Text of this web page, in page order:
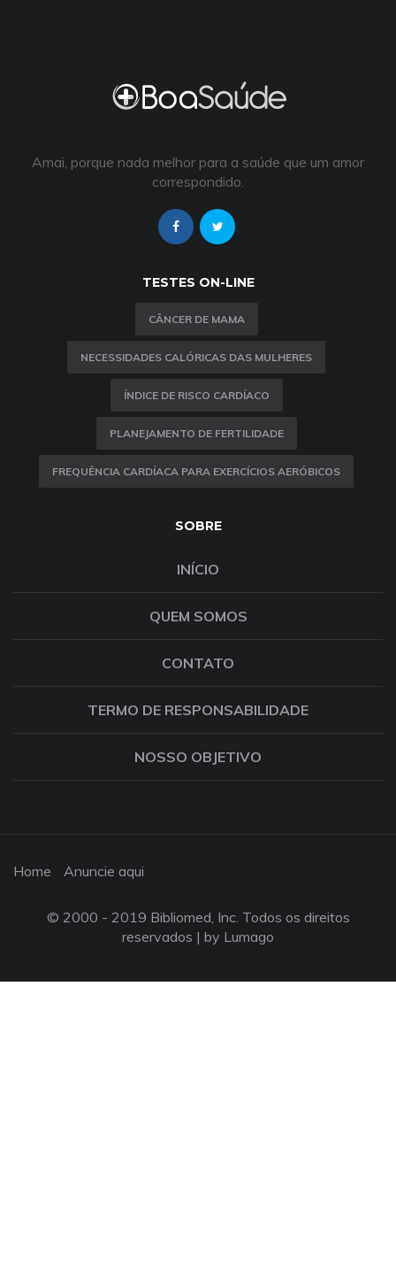
Amai, porque nada melhor para a saúde que um amor
correspondido.
TESTES ON-LINE
CÂNCER DE MAMA
NECESSIDADES CALÓRICAS DAS MULHERES
ÍNDICE DE RISCO CARDÍACO
PLANEJAMENTO DE FERTILIDADE
FREQUÊNCIA CARDÍACA PARA EXERCÍCIOS AERÓBICOS
SOBRE
INÍCIO
QUEM SOMOS
CONTATO
TERMO DE RESPONSABILIDADE
NOSSO OBJETIVO
Home Anuncie aqui
© 2000 - 2019 Bibliomed, Inc. Todos os direitos
reservados | by Lumago